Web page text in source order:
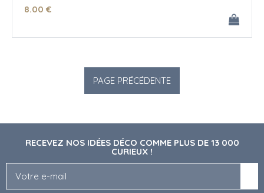
8.00 €
RECEVEZ NOS IDÉES DÉCO COMME PLUS DE 13 000
CURIEUX !